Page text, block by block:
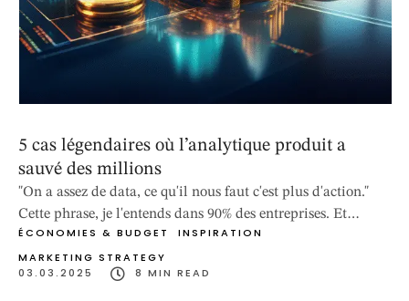
ÉCONOMIES & BUDGET
INSPIRATION
MARKETING STRATEGY
03.03.2025
8 MIN READ
5 cas légendaires où l’analytique produit a
sauvé des millions
"On a assez de data, ce qu'il nous faut c'est plus d'action."
Cette phrase, je l'entends dans 90% des entreprises. Et
pourtant, pendant que ces équipes "agissent à l'instinct",
d'autres utilisent la data pour multiplier leurs résultats par
2, 3, parfois 10. Voici 5 cas d'école où l'analytique produit a